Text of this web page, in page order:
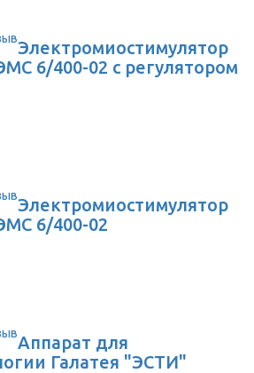
Электромиостимулятор
6/400-02 с регулятором
Электромиостимулятор
6/400-02
Аппарат для
Галатея "ЭСТИ"